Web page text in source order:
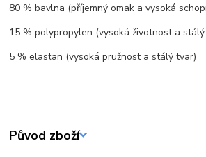
80 % bavlna (příjemný omak a vysoká
15 % polypropylen (vysoká životnost a
5 % elastan (vysoká pružnost a stálý tvar)
Původ zboží